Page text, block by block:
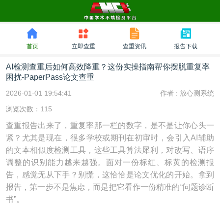
首页 立即查重 查重资讯 报告下载
AI检测查重后如何高效降重？这份实操指南帮你摆脱重复率
困扰-PaperPass论文查重
2026-01-01 19:54:41 作者 : 放心测系统
浏览次数：115
查重报告出来了，重复率那一栏的数字，是不是让你心头一
紧？尤其是现在，很多学校或期刊在初审时，会引入AI辅助
的文本相似度检测工具，这些工具算法犀利，对改写、语序
调整的识别能力越来越强。面对一份标红、标黄的检测报
告，感觉无从下手？别慌，这恰恰是论文优化的开始。拿到
报告，第一步不是焦虑，而是把它看作一份精准的“问题诊断
书”。